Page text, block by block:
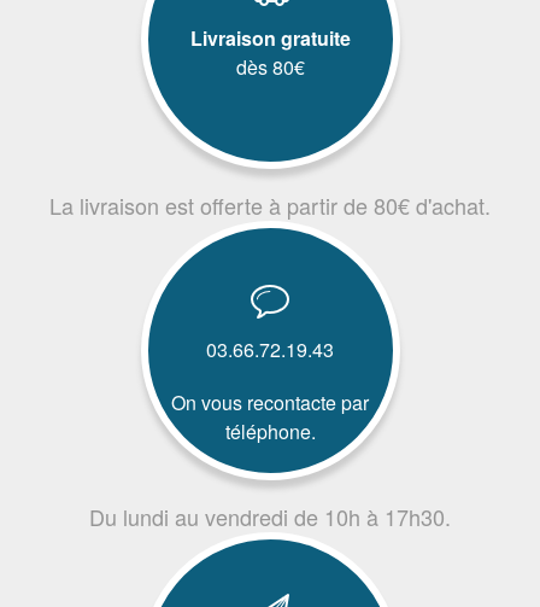
Livraison gratuite
dès 80€
La livraison est offerte à partir de 80€ d'achat.
03.66.72.19.43
On vous recontacte par
téléphone.
Du lundi au vendredi de 10h à 17h30.